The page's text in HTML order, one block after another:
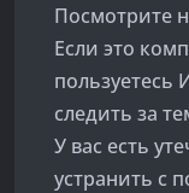
Посмотрите
Если это
пользуетесь
следить за
У вас есть
устранить с